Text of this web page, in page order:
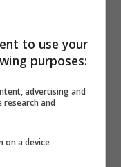
di
di Ntreev
è stato
Sony
to use your
purposes:
advertising and
research and
on a device